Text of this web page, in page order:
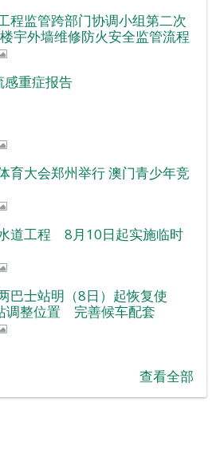
程监管跨部门协调小组第二次
宇外墙维修防火安全监管流程
感重症报告
育大会郑州举行 澳门青少年竞
道工程 8月10日起实施临时
巴士站明（8日）起恢复使
调整位置 完善候车配套
查看全部